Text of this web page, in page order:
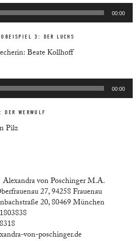
Audio-
Player
00:00
3: DER LUCHS
Beate Kollhoff
Audio-
Player
00:00
WERWOLF
Pilz
Alexandra von Poschinger M.A.
27, 94258 Frauenau
20, 80469 München
von-poschinger.de